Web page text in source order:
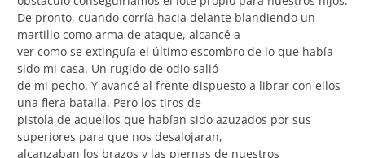
De pronto, cuando corría hacia delante blandiendo un
martillo como arma de ataque, alcancé a
ver como se extinguía el último escombro de lo que había
sido mi casa. Un rugido de odio salió
de mi pecho. Y avancé al frente dispuesto a librar con ellos
una fiera batalla. Pero los tiros de
pistola de aquellos que habían sido azuzados por sus
superiores para que nos desalojaran,
alcanzaban los brazos y las piernas de nuestros